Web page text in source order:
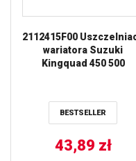
2112415F00
wariatora Suzuki
Kingquad 450 500
BESTSELLER
43,89 zł